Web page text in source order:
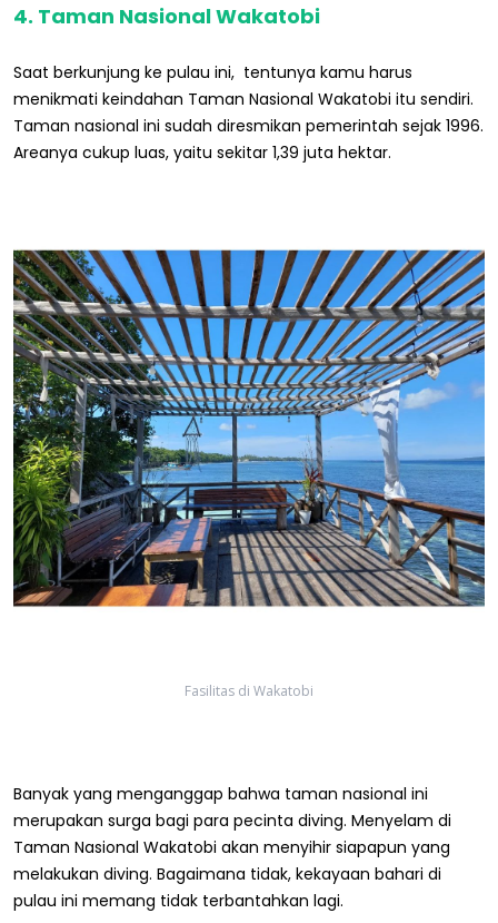
4. Taman Nasional Wakatobi
Saat berkunjung ke pulau ini, tentunya kamu harus
menikmati keindahan Taman Nasional Wakatobi itu sendiri.
Taman nasional ini sudah diresmikan pemerintah sejak 1996.
Areanya cukup luas, yaitu sekitar 1,39 juta hektar.
Fasilitas di Wakatobi
Banyak yang menganggap bahwa taman nasional ini
merupakan surga bagi para pecinta diving. Menyelam di
Taman Nasional Wakatobi akan menyihir siapapun yang
melakukan diving. Bagaimana tidak, kekayaan bahari di
pulau ini memang tidak terbantahkan lagi.